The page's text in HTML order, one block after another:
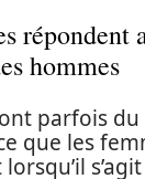
répondent
hommes
parfois du
que les